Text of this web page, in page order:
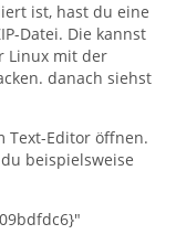
ist, hast du eine
Datei. Die kannst
Linux mit der
danach siehst
Text-Editor öffnen.
beispielsweise